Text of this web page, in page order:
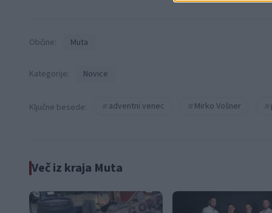
Občine: Muta
Kategorije: Novice
Ključne besede: adventni venec Mirko Vošner
Več iz kraja Muta